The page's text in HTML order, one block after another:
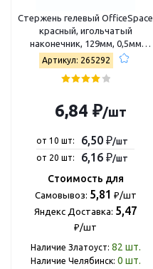
Стержень гелевый OfficeSpace
красный, игольчатый
наконечник, 129мм, 0,5мм
265292
Артикул: 265292
6,84 ₽/шт
от 10 шт: 6,50 ₽/шт
от 20 шт:
6,16 ₽/шт
Стоимость для
Самовывоз: 5,81 ₽/шт
Яндекс Доставка: 5,47
₽/шт
Наличие Златоуст: 82 шт.
Наличие Челябинск: 0 шт.